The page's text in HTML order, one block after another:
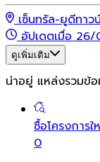
เซ็นทรัล-ยูดีทา
อัปเดตเมื่อ
ดูเพิ่มเติม
น่าอยู่ แหล่งรวมข้
ซื้อโครงการใ
0